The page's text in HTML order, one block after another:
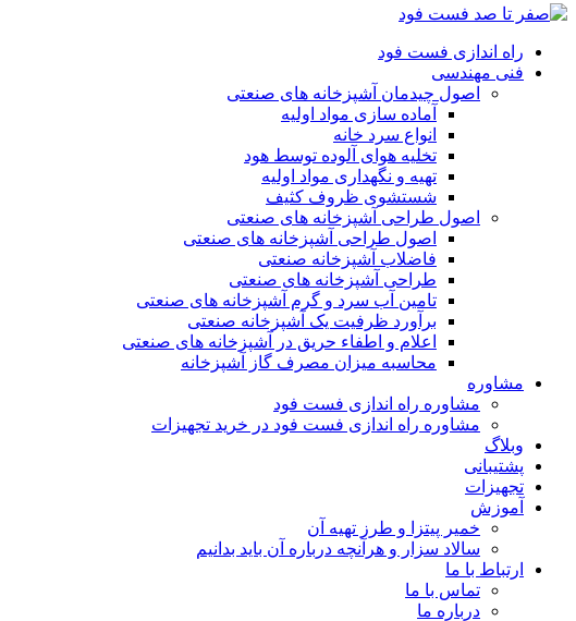
راه اندازی فست فود
فنی مهندسی
اصول چیدمان آشپزخانه های صنعتی
آماده سازی مواد اولیه
انواع سرد خانه
تخلیه هوای آلوده توسط هود
تهیه و نگهداری مواد اولیه
شستشوی ظروف کثیف
اصول طراحی آشپزخانه های صنعتی
اصول طراحی آشپزخانه های صنعتی
فاضلاب آشپزخانه صنعتی
طراحی آشپزخانه های صنعتی
تامین آب سرد و گرم آشپزخانه های صنعتی
برآورد ظرفیت یک آشپزخانه صنعتی
اعلام و اطفاء حریق در آشپزخانه های صنعتی
محاسبه میزان مصرف گاز آشپزخانه
مشاوره
مشاوره راه اندازی فست فود
مشاوره راه اندازی فست فود در خرید تجهیزات
وبلاگ
پشتیبانی
تجهیزات
آموزش
خمیر پیتزا و طرز تهیه آن
سالاد سزار و هرآنچه درباره آن باید بدانیم
ارتباط با ما
تماس با ما
درباره ما